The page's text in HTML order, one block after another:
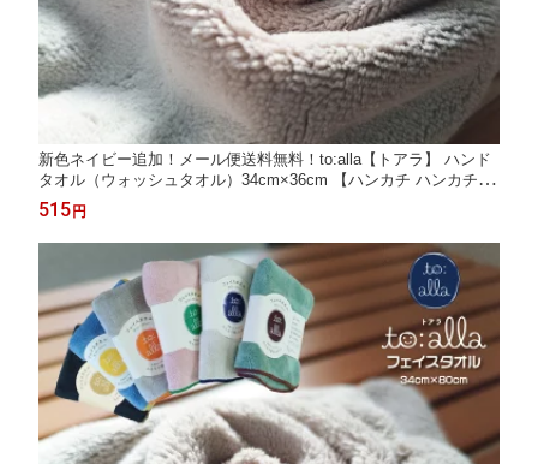
新色ネイビー追加！メール便送料無料！to:alla【トアラ】 ハンド
タオル（ウォッシュタオル）34cm×36cm 【ハンカチ ハンカチタ
オル 柔らかい フワフワ 医療ケア児 マイクロファイバー 吸水 速
乾 静電気防止 アンリーシュ応援 プレゼント包装対象商品】
515 円